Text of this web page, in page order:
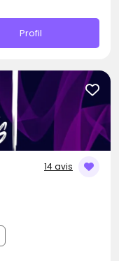
Profil
14 avis